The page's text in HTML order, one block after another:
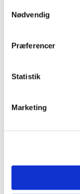
Nødvendig
Præferencer
Statistik
Marketing
sang og smil.